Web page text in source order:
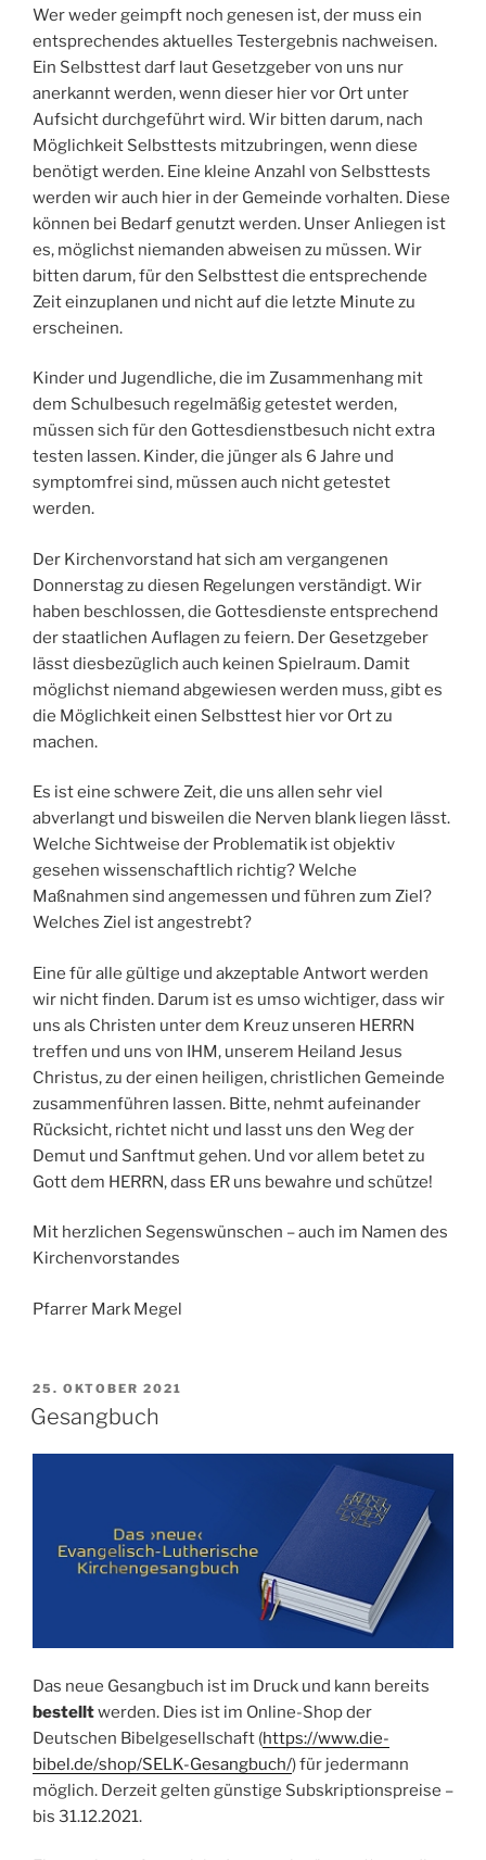
Wer weder geimpft noch genesen ist, der muss ein
entsprechendes aktuelles Testergebnis nachweisen.
Ein Selbsttest darf laut Gesetzgeber von uns nur
anerkannt werden, wenn dieser hier vor Ort unter
Aufsicht durchgeführt wird. Wir bitten darum, nach
Möglichkeit Selbsttests mitzubringen, wenn diese
benötigt werden. Eine kleine Anzahl von Selbsttests
werden wir auch hier in der Gemeinde vorhalten. Diese
können bei Bedarf genutzt werden. Unser Anliegen ist
es, möglichst niemanden abweisen zu müssen. Wir
bitten darum, für den Selbsttest die entsprechende
Zeit einzuplanen und nicht auf die letzte Minute zu
erscheinen.
Kinder und Jugendliche, die im Zusammenhang mit
dem Schulbesuch regelmäßig getestet werden,
müssen sich für den Gottesdienstbesuch nicht extra
testen lassen. Kinder, die jünger als 6 Jahre und
symptomfrei sind, müssen auch nicht getestet
werden.
Der Kirchenvorstand hat sich am vergangenen
Donnerstag zu diesen Regelungen verständigt. Wir
haben beschlossen, die Gottesdienste entsprechend
der staatlichen Auflagen zu feiern. Der Gesetz­geber
lässt diesbezüglich auch keinen Spielraum. Damit
möglichst niemand abgewiesen werden muss, gibt es
die Möglichkeit einen Selbsttest hier vor Ort zu
machen.
Es ist eine schwere Zeit, die uns allen sehr viel
abverlangt und bisweilen die Nerven blank liegen lässt.
Welche Sichtweise der Problematik ist objektiv
gesehen wissenschaftlich richtig? Welche
Maßnahmen sind angemessen und führen zum Ziel?
Welches Ziel ist angestrebt?
Eine für alle gültige und akzeptable Antwort werden
wir nicht finden. Darum ist es umso wichtiger, dass wir
uns als Christen unter dem Kreuz unseren HERRN
treffen und uns von IHM, unserem Heiland Jesus
Christus, zu der einen heiligen, christlichen Gemeinde
zusammenführen lassen. Bitte, nehmt aufeinander
Rücksicht, richtet nicht und lasst uns den Weg der
Demut und Sanftmut gehen. Und vor allem betet zu
Gott dem HERRN, dass ER uns bewahre und schütze!
Mit herzlichen Segenswünschen – auch im Namen des
Kirchenvorstandes
Pfarrer Mark Megel
VERÖFFENTLICHT
AM
25. OKTOBER 2021
Gesangbuch
Das neue Gesangbuch ist im Druck und kann bereits
bestelltwerden. Dies ist im Online-Shop der
Deutschen Bibelgesellschaft (https://www.die-
bibel.de/shop/SELK-Gesangbuch/) für jedermann
möglich. Derzeit gelten günstige Subskriptionspreise –
bis 31.12.2021.